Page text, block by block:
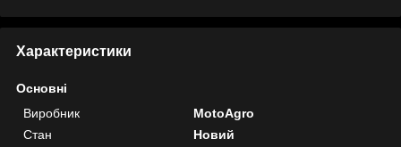
Характеристики
Основні
Виробник
MotoAgro
Стан
Новий